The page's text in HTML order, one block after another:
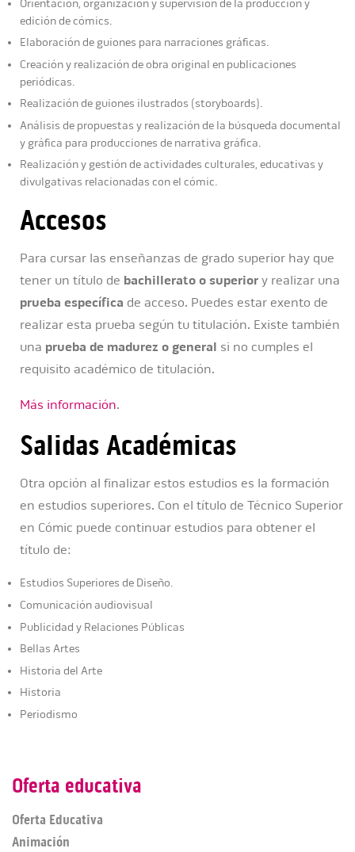
Orientación, organización y supervisión de la producción y
edición de cómics.
Elaboración de guiones para narraciones gráficas.
Creación y realización de obra original en publicaciones
periódicas.
Realización de guiones ilustrados (storyboards).
Análisis de propuestas y realización de la búsqueda documental
y gráfica para producciones de narrativa gráfica.
Realización y gestión de actividades culturales, educativas y
divulgativas relacionadas con el cómic.
Accesos
Para cursar las enseñanzas de grado superior hay que
tener un título de bachillerato o superior y realizar una
prueba específica de acceso. Puedes estar exento de
realizar esta prueba según tu titulación. Existe también
una prueba de madurez o general si no cumples el
requisito académico de titulación.
Más información.
Salidas Académicas
Otra opción al finalizar estos estudios es la formación
en estudios superiores. Con el título de Técnico Superior
en Cómic puede continuar estudios para obtener el
título de:
Estudios Superiores de Diseño.
Comunicación audiovisual
Publicidad y Relaciones Públicas
Bellas Artes
Historia del Arte
Historia
Periodismo
Oferta educativa
Oferta Educativa
Animación